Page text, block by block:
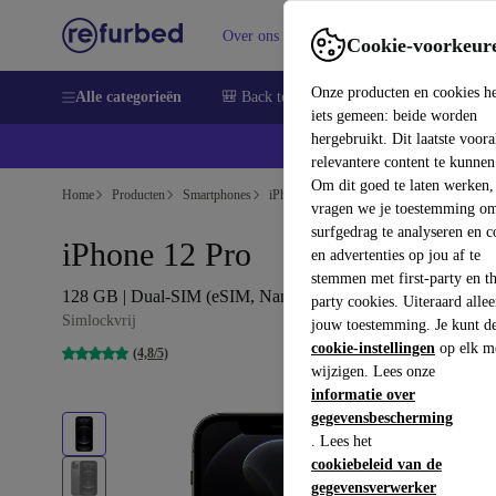
Cookie-
Onze producten en cookies
iets gemeen: beide worden
hergebruikt. Dit laatste
relevantere content te
Om dit goed te laten werken,
vragen we je toestemming
surfgedrag te analyseren en
en advertenties op jou af te
stemmen met first-party en
party cookies. Uiteraard
jouw toestemming. Je kunt
cookie-instellingen op elk
wijzigen. Lees onze
informatie over
gegevensbescherming
. Lees het
cookiebeleid van de
gegevensverwerker
Over ons Verkopen Support
Alle categorieën 🎒 Back to school Smartphones
Home Producten Smartphones iPhones
iPhone 12 Pro
128 GB | Dual-SIM (eSIM, Nano-SIM) | graphit
Simlockvrij
(4,8/5)